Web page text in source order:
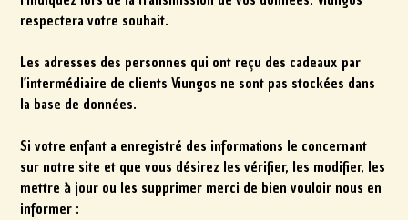
respectera votre souhait.
Les adresses des personnes qui ont reçu des cadeaux par
l’intermédiaire de clients Viungos ne sont pas stockées dans
la base de données.
Si votre enfant a enregistré des informations le concernant
sur notre site et que vous désirez les vérifier, les modifier, les
mettre à jour ou les supprimer merci de bien vouloir nous en
informer :